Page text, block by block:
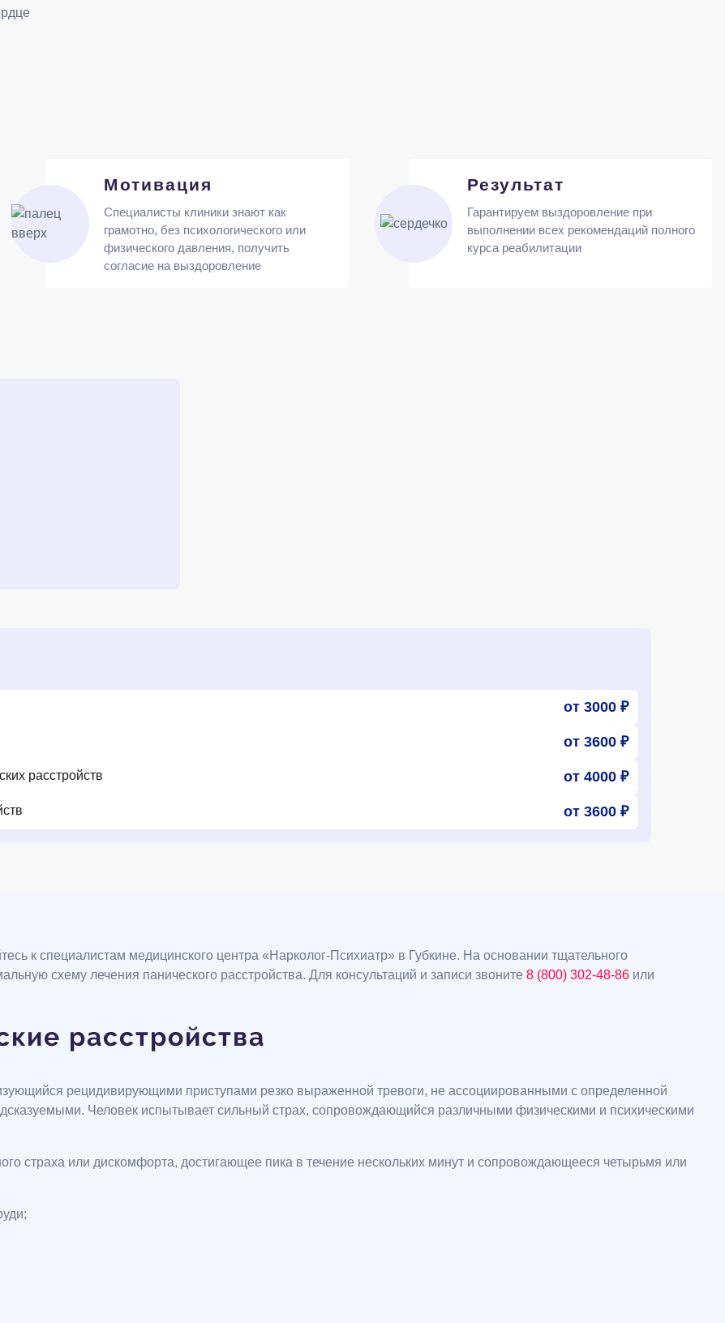
Мотивация
Специалисты клиники знают как
грамотно, без психологического или
физического давления, получить
согласие на выздоровление
Результат
Гарантируем выздоровление при
выполнении всех рекомендаций полного
курса реабилитации
от 3000 ₽
от 3600 ₽
расстройств от 4000 ₽
от 3600 ₽
к специалистам медицинского центра «Нарколог-Психиатр» в Губкине. На основании тщательного
схему лечения панического расстройства. Для консультаций и записи звоните 8 (800) 302-48-86 или
расстройства
рецидивирующими приступами резко выраженной тревоги, не ассоциированными с определенной
Человек испытывает сильный страх, сопровождающийся различными физическими и психическими
страха или дискомфорта, достигающее пика в течение нескольких минут и сопровождающееся четырьмя или